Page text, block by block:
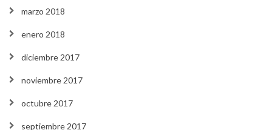
marzo 2018
enero 2018
diciembre 2017
noviembre 2017
octubre 2017
septiembre 2017